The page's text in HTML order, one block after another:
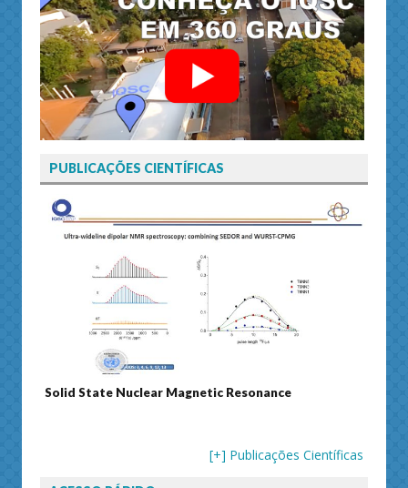
PUBLICAÇÕES CIENTÍFICAS
Magnetic Resonance Journal of Separation Science
[+] Publicações Científicas